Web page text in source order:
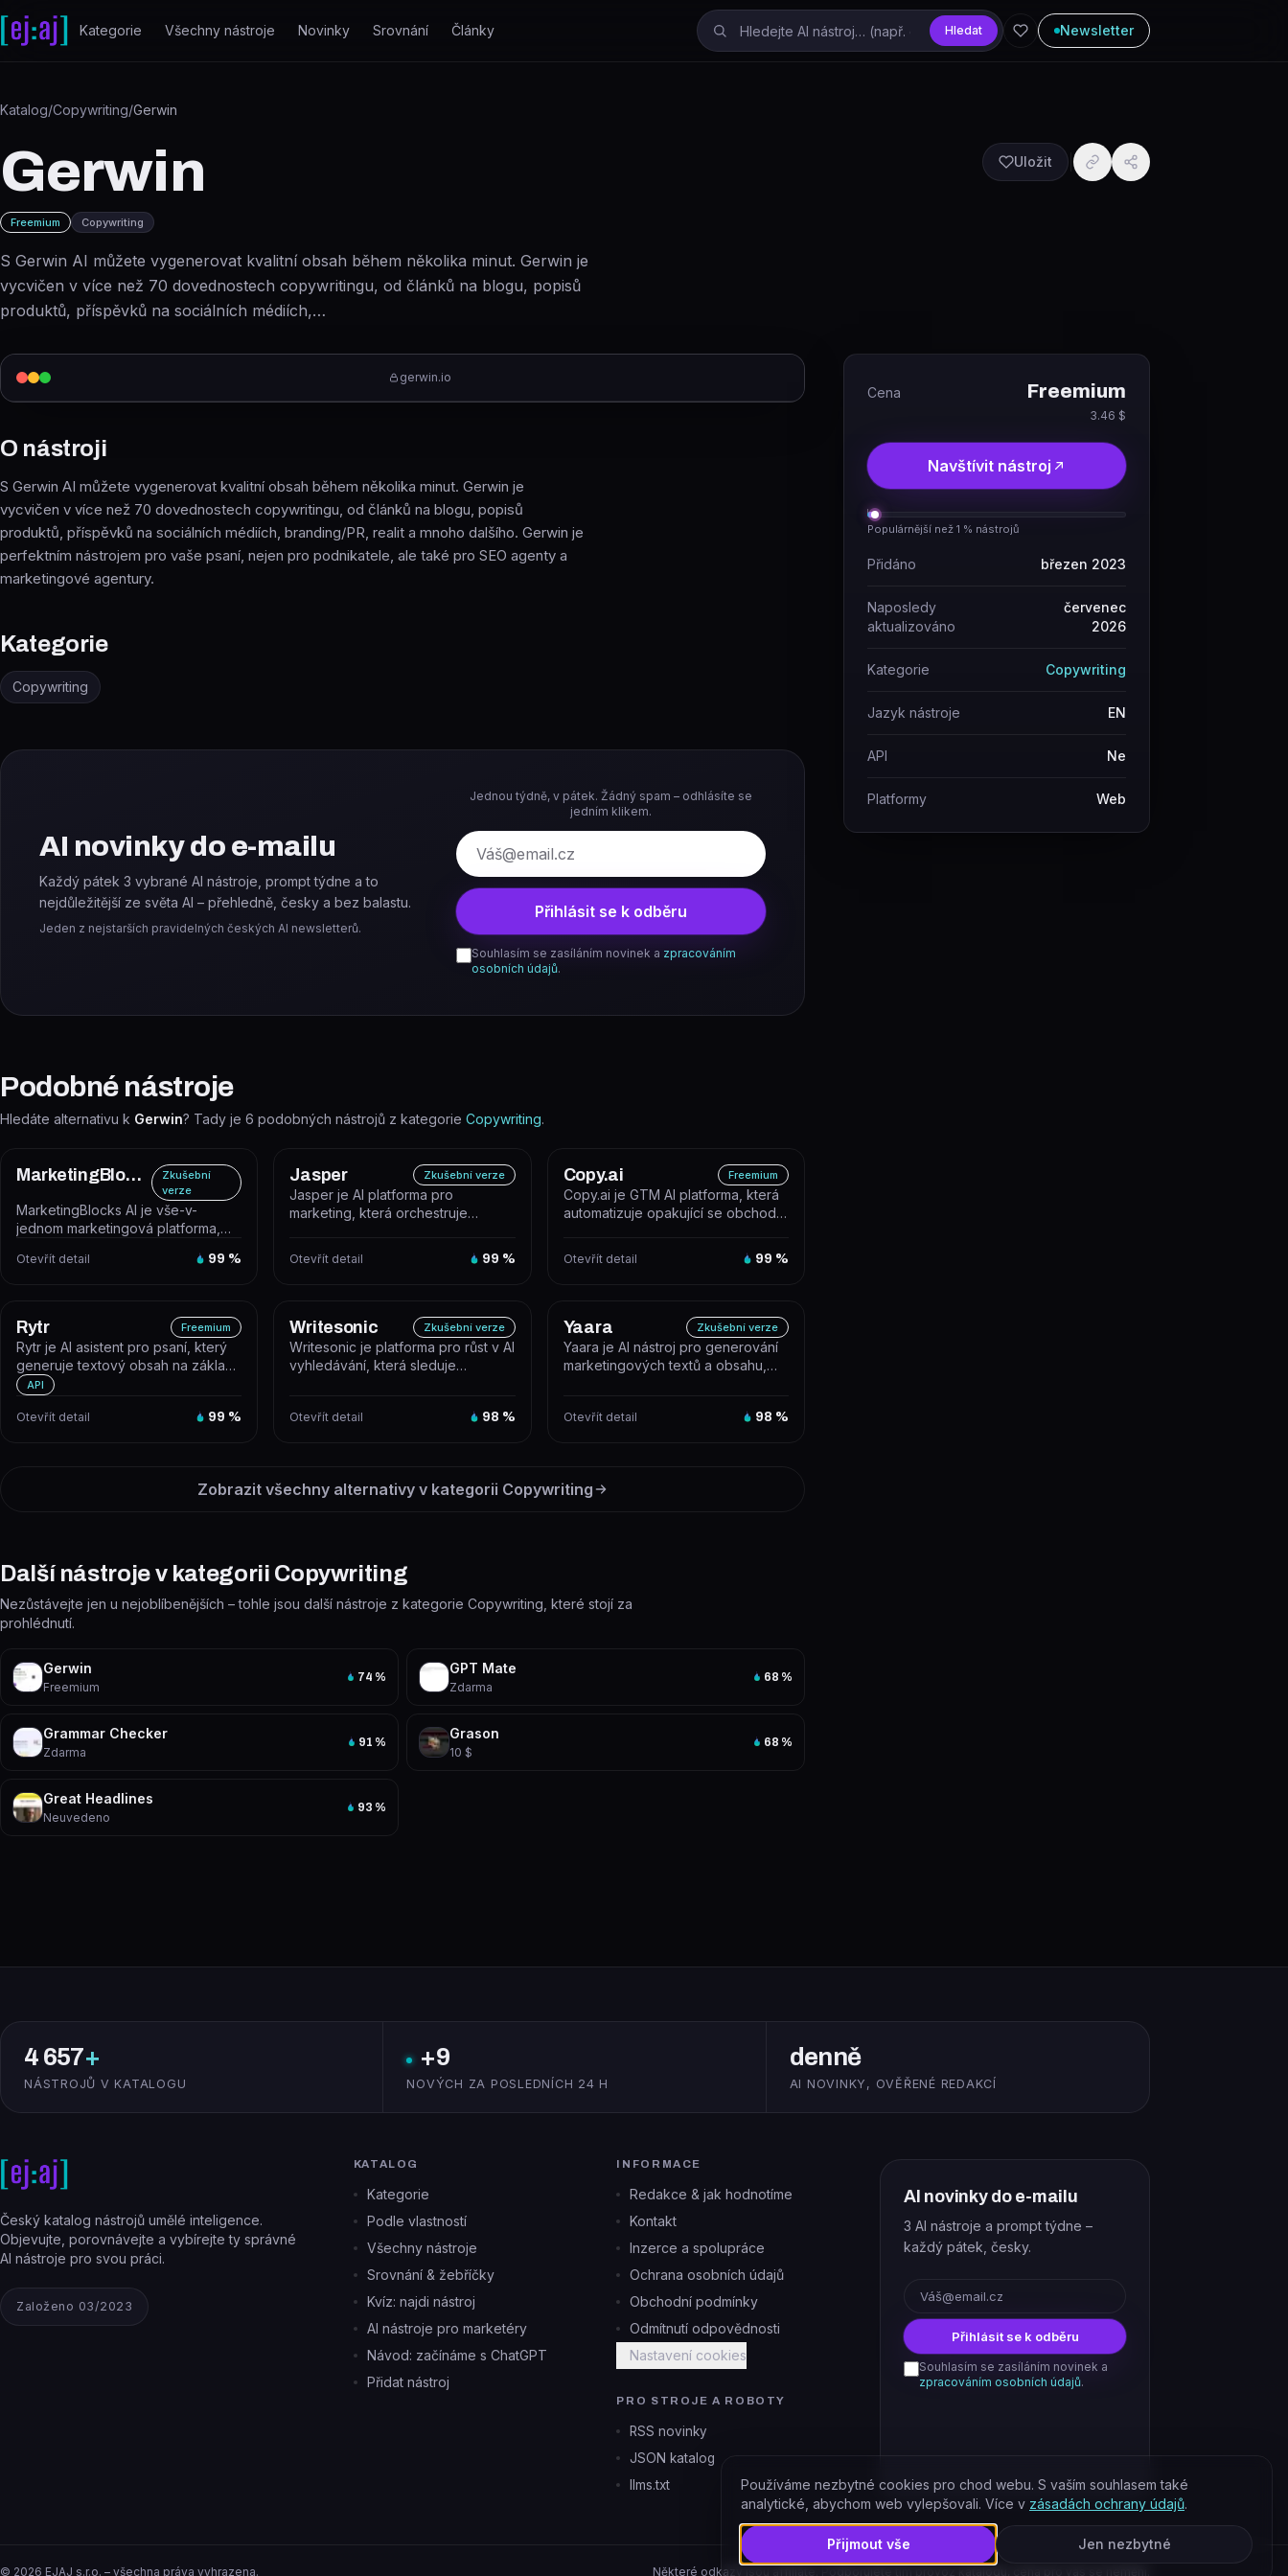
Přeskočit na obsah
Kategorie Všechny nástroje Novinky Srovnání Články Hledat Newsletter
Katalog/Copywriting/Gerwin
Gerwin
Freemium Copywriting
S Gerwin AI můžete vygenerovat kvalitní obsah během několika minut. Gerwin je
vycvičen v více než 70 dovednostech copywritingu, od článků na blogu, popisů
produktů, příspěvků na sociálních médiích,…
Uložit
gerwin.io
O nástroji
S Gerwin AI můžete vygenerovat kvalitní obsah během několika minut. Gerwin je
vycvičen v více než 70 dovednostech copywritingu, od článků na blogu, popisů
produktů, příspěvků na sociálních médiích, branding/PR, realit a mnoho dalšího. Gerwin je
perfektním nástrojem pro vaše psaní, nejen pro podnikatele, ale také pro SEO agenty a
marketingové agentury.
Kategorie
Copywriting
AI novinky do e-mailu
Každý pátek 3 vybrané AI nástroje, prompt týdne a to
nejdůležitější ze světa AI – přehledně, česky a bez balastu.
Jeden z nejstarších pravidelných českých AI newsletterů.
Jednou týdně, v pátek. Žádný spam – odhlásíte se
jedním klikem.
E-mail
Přihlásit se k odběru
Souhlasím se zasíláním novinek a zpracováním
osobních údajů.
Podobné nástroje
Hledáte alternativu k Gerwin? Tady je 6 podobných nástrojů z kategorie Copywriting.
MarketingBlocks AI
Zkušební
verze
MarketingBlocks AI je vše-v-
jednom marketingová platforma,
p...
Otevřít detail 99 %
Jasper Zkušební verze
Jasper je AI platforma pro
marketing, která orchestruje
Otevřít detail 99 %
Copy.ai Freemium
Copy.ai je GTM AI platforma, která
automatizuje opakující se obchodní
Otevřít detail 99 %
Rytr Freemium
Rytr je AI asistent pro psaní, který
generuje textový obsah na základě
vybraných šablon a uživat...
API
Otevřít detail 99 %
Writesonic Zkušební verze
Writesonic je platforma pro růst v AI
vyhledávání, která sleduje
Otevřít detail 98 %
Yaara Zkušební verze
Yaara je AI nástroj pro generování
marketingových textů a obsahu,
Otevřít detail 98 %
Zobrazit všechny alternativy v kategorii Copywriting
Další nástroje v kategorii Copywriting
Nezůstávejte jen u nejoblíbenějších – tohle jsou další nástroje z kategorie Copywriting, které stojí za
prohlédnutí.
Gerwin
Freemium
74 %
GPT Mate
Zdarma
68 %
Grammar Checker
Zdarma
91 %
Grason
10 $
68 %
Great Headlines
Neuvedeno
93 %
Cena Freemium
3.46 $
Navštívit nástroj
Populárnější než 1 % nástrojů
Přidáno březen 2023
Naposledy
aktualizováno
červenec
2026
Kategorie Copywriting
Jazyk nástroje EN
API Ne
Platformy Web
4 657+
NÁSTROJŮ V KATALOGU
+9
NOVÝCH ZA POSLEDNÍCH 24 H
denně
AI NOVINKY, OVĚŘENÉ REDAKCÍ
Český katalog nástrojů umělé inteligence.
Objevujte, porovnávejte a vybírejte ty správné
AI nástroje pro svou práci.
Založeno 03/2023
KATALOG
Kategorie
Podle vlastností
Všechny nástroje
Srovnání & žebříčky
Kvíz: najdi nástroj
AI nástroje pro marketéry
Návod: začínáme s ChatGPT
Přidat nástroj
INFORMACE
Redakce & jak hodnotíme
Kontakt
Inzerce a spolupráce
Ochrana osobních údajů
Obchodní podmínky
Odmítnutí odpovědnosti
Nastavení cookies
PRO STROJE A ROBOTY
RSS novinky
JSON katalog
llms.txt
AI novinky do e-mailu
3 AI nástroje a prompt týdne –
každý pátek, česky.
Přihlásit se k odběru
Souhlasím se zasíláním novinek a
zpracováním osobních údajů.
© 2026 EJAJ s.r.o. – všechna práva vyhrazena. Některé odkazy jsou affiliate. Podporujete tím provoz katalogu, cena pro vás se nemění.
Používáme nezbytné cookies pro chod webu. S vaším souhlasem také
analytické, abychom web vylepšovali. Více v zásadách ochrany údajů.
Přijmout vše Jen nezbytné